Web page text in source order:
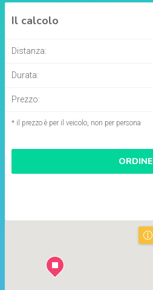
Il calcolo
Distanza:
Durata:
Prezzo:
* il prezzo è per il veicolo, non per persona
ORDINE